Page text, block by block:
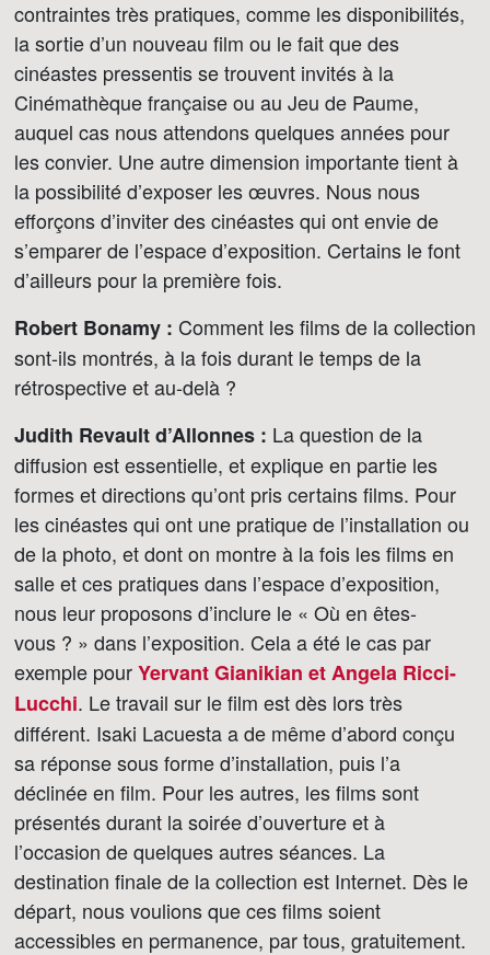
contraintes très pratiques, comme les disponibilités,
la sortie d’un nouveau film ou le fait que des
cinéastes pressentis se trouvent invités à la
Cinémathèque française ou au Jeu de Paume,
auquel cas nous attendons quelques années pour
les convier. Une autre dimension importante tient à
la possibilité d’exposer les œuvres. Nous nous
efforçons d’inviter des cinéastes qui ont envie de
s’emparer de l’espace d’exposition. Certains le font
d’ailleurs pour la première fois.
Robert Bonamy : Comment les films de la collection
sont-ils montrés, à la fois durant le temps de la
rétrospective et au-delà ?
Judith Revault d’Allonnes : La question de la
diffusion est essentielle, et explique en partie les
formes et directions qu’ont pris certains films. Pour
les cinéastes qui ont une pratique de l’installation ou
de la photo, et dont on montre à la fois les films en
salle et ces pratiques dans l’espace d’exposition,
nous leur proposons d’inclure le « Où en êtes-
vous ? » dans l’exposition. Cela a été le cas par
exemple pourYervant Gianikian et Angela Ricci-
Lucchi. Le travail sur le film est dès lors très
différent. Isaki Lacuesta a de même d’abord conçu
sa réponse sous forme d’installation, puis l’a
déclinée en film. Pour les autres, les films sont
présentés durant la soirée d’ouverture et à
l’occasion de quelques autres séances. La
destination finale de la collection est Internet. Dès le
départ, nous voulions que ces films soient
accessibles en permanence, par tous, gratuitement.